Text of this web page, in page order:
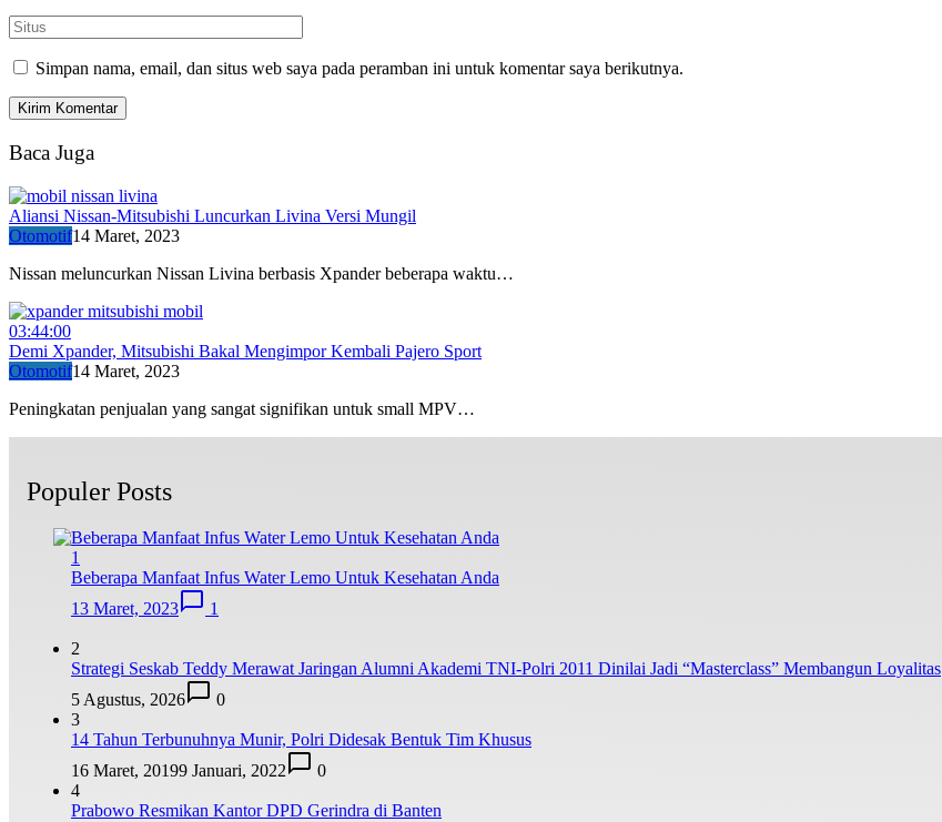
Simpan nama, email, dan situs web saya pada peramban ini untuk komentar saya berikutnya.
Baca Juga
Aliansi Nissan-Mitsubishi Luncurkan Livina Versi Mungil
Otomotif14 Maret, 2023
Nissan meluncurkan Nissan Livina berbasis Xpander beberapa waktu…
03:44:00
Demi Xpander, Mitsubishi Bakal Mengimpor Kembali Pajero Sport
Otomotif14 Maret, 2023
Peningkatan penjualan yang sangat signifikan untuk small MPV…
Populer Posts
1
Beberapa Manfaat Infus Water Lemo Untuk Kesehatan Anda
13 Maret, 2023
1
2
Strategi Seskab Teddy Merawat Jaringan Alumni Akademi TNI-Polri 2011 Dinilai Jadi “Masterclass” Membangun Loyalitas
5 Agustus, 2026
0
3
14 Tahun Terbunuhnya Munir, Polri Didesak Bentuk Tim Khusus
16 Maret, 20199 Januari, 2022
0
4
Prabowo Resmikan Kantor DPD Gerindra di Banten